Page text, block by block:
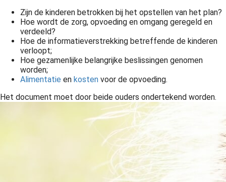
Zijn de kinderen betrokken bij het opstellen van het plan?
Hoe wordt de zorg, opvoeding en omgang geregeld en
verdeeld?
Hoe de informatieverstrekking betreffende de kinderen
verloopt;
Hoe gezamenlijke belangrijke beslissingen genomen
worden;
Alimentatie en kosten voor de opvoeding.
Het document moet door beide ouders ondertekend worden.